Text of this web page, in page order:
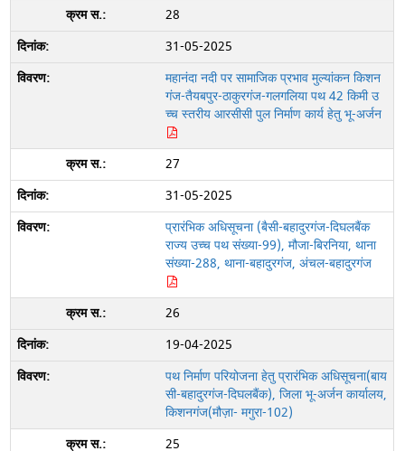
28
31-05-2025
महानंदा नदी पर सामाजिक प्रभाव मुल्यांकन किशन
गंज-तैयबपुर-ठाकुरगंज-गलगलिया पथ 42 किमी उ
च्च स्तरीय आरसीसी पुल निर्माण कार्य हेतु भू-अर्जन
27
31-05-2025
प्रारंभिक अधिसूचना (बैसी-बहादुरगंज-दिघलबैंक
राज्य उच्च पथ संख्या-99), मौजा-बिरनिया, थाना
संख्या-288, थाना-बहादुरगंज, अंचल-बहादुरगंज
26
19-04-2025
पथ निर्माण परियोजना हेतु प्रारंभिक अधिसूचना(बाय
सी-बहादुरगंज-दिघलबैंक), जिला भू-अर्जन कार्यालय,
किशनगंज(मौज़ा- मगुरा-102)
25